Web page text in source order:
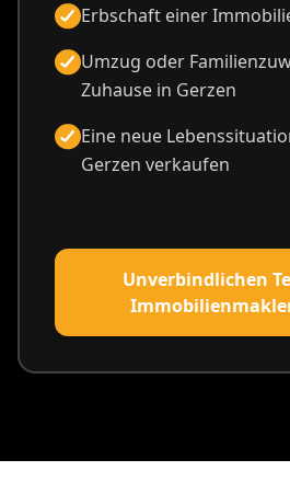
Erbschaft einer
Umzug oder
Zuhause in Gerzen
Eine neue
Gerzen verkaufen
Unverbindlichen